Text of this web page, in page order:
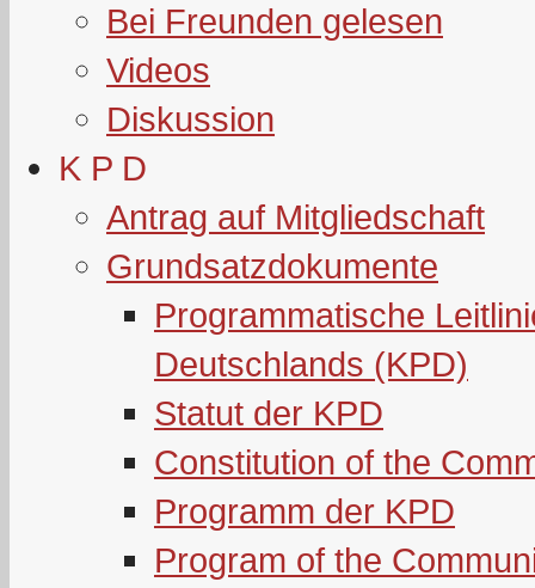
Bei Freunden gelesen
Videos
Diskussion
K P D
Antrag auf Mitgliedschaft
Grundsatzdokumente
Programmatische
Deutschlands (KPD)
Statut der KPD
Constitution of the
Programm der KPD
Program of the